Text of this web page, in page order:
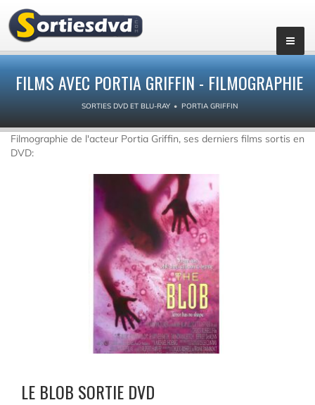
FILMS AVEC PORTIA GRIFFIN - FILMOGRAPHIE
SORTIES DVD ET BLU-RAY PORTIA GRIFFIN
Filmographie de l'acteur Portia Griffin, ses derniers films sortis en
DVD:
LE BLOB SORTIE DVD